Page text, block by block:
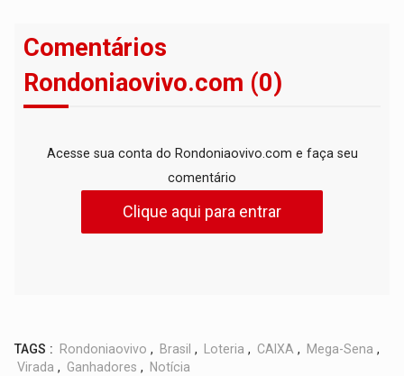
Comentários
Rondoniaovivo.com (0)
Acesse sua conta do Rondoniaovivo.com e faça seu
comentário
Clique aqui para entrar
TAGS : Rondoniaovivo , Brasil , Loteria , CAIXA , Mega-Sena ,
Virada , Ganhadores , Notícia